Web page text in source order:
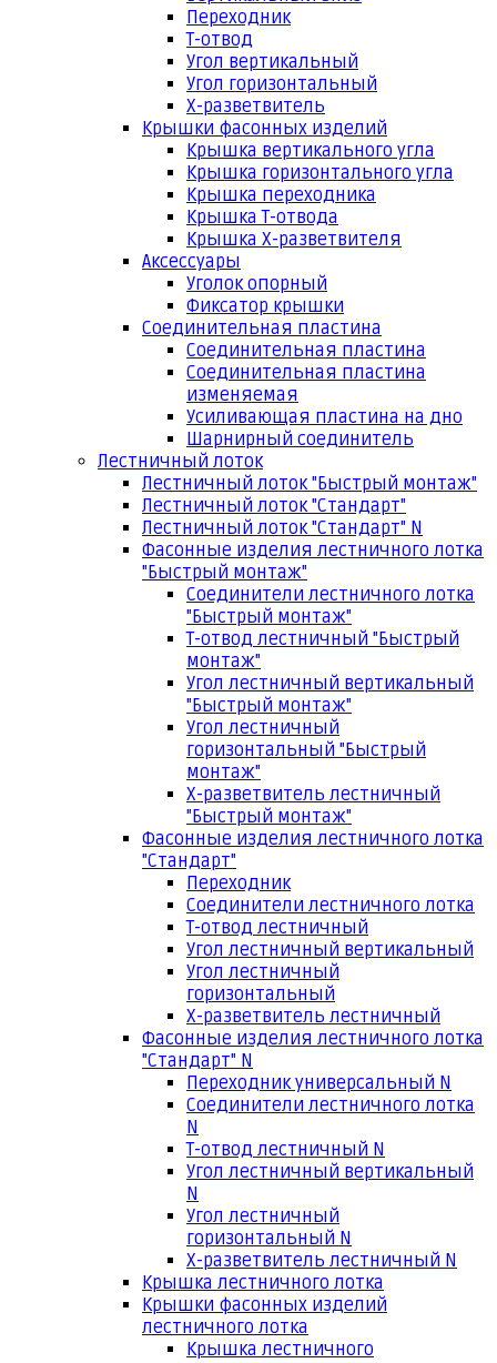
Переходник
Т-отвод
Угол вертикальный
Угол горизонтальный
Х-разветвитель
Крышки фасонных изделий
Крышка вертикального угла
Крышка горизонтального угла
Крышка переходника
Крышка Т-отвода
Крышка Х-разветвителя
Аксессуары
Уголок опорный
Фиксатор крышки
Соединительная пластина
Соединительная пластина
Соединительная пластина
изменяемая
Усиливающая пластина на дно
Шарнирный соединитель
Лестничный лоток
Лестничный лоток "Быстрый монтаж"
Лестничный лоток "Стандарт"
Лестничный лоток "Стандарт" N
Фасонные изделия лестничного лотка
"Быстрый монтаж"
Соединители лестничного лотка
"Быстрый монтаж"
Т-отвод лестничный "Быстрый
монтаж"
Угол лестничный вертикальный
"Быстрый монтаж"
Угол лестничный
горизонтальный "Быстрый
монтаж"
Х-разветвитель лестничный
"Быстрый монтаж"
Фасонные изделия лестничного лотка
"Стандарт"
Переходник
Соединители лестничного лотка
Т-отвод лестничный
Угол лестничный вертикальный
Угол лестничный
горизонтальный
Х-разветвитель лестничный
Фасонные изделия лестничного лотка
"Стандарт" N
Переходник универсальный N
Соединители лестничного лотка
N
Т-отвод лестничный N
Угол лестничный вертикальный
N
Угол лестничный
горизонтальный N
Х-разветвитель лестничный N
Крышка лестничного лотка
Крышки фасонных изделий
лестничного лотка
Крышка лестничного